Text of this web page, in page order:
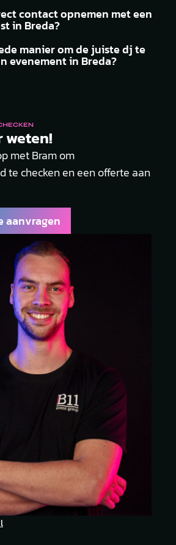
contact opnemen met een
in Breda?
manier om de juiste dj te
evenement in Breda?
weten!
met Bram om
te checken en een offerte aan
aanvragen